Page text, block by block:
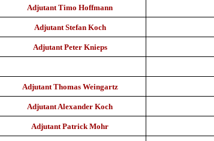
Adjutant Timo Hoffmann
Adjutant Stefan Koch
Adjutant Peter Knieps
Adjutant Thomas Weingartz
Adjutant Alexander Koch
Adjutant Patrick Mohr